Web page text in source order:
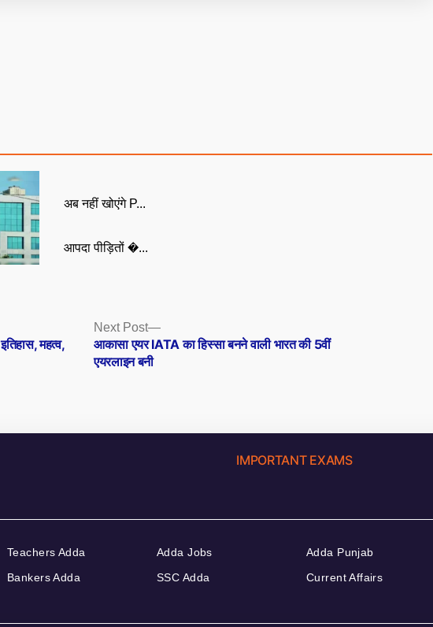
अब नहीं खोएंगे P...
आपदा पीड़ितों �...
महत्व,
Next Post
Next
post:
आकासा एयर IATA का हिस्सा बनने वाली भारत की 5वीं
एयरलाइन बनी
IMPORTANT EXAMS
Teachers Adda
Bankers Adda
Adda Jobs
SSC Adda
Adda Punjab
Current Affairs